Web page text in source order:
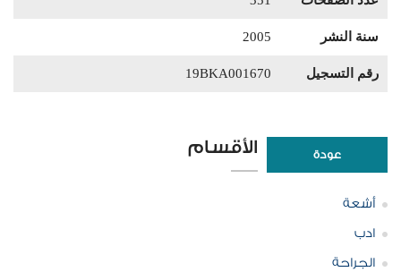
سنة النشر 2005
رقم التسجيل 19BKA001670
عودة الأقسام
أشعة
ادب
الجراحة